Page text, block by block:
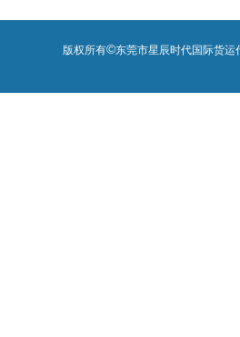
版权所有©东莞市星辰时代国际货